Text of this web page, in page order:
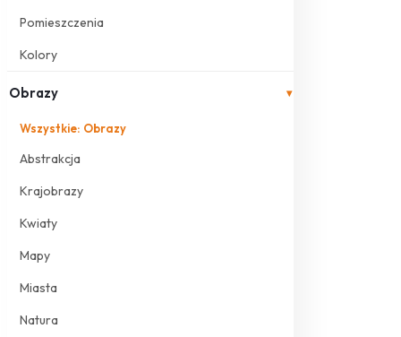
Pomieszczenia
Kolory
Obrazy ▾
Wszystkie: Obrazy
Abstrakcja
Krajobrazy
Kwiaty
Mapy
Miasta
Natura